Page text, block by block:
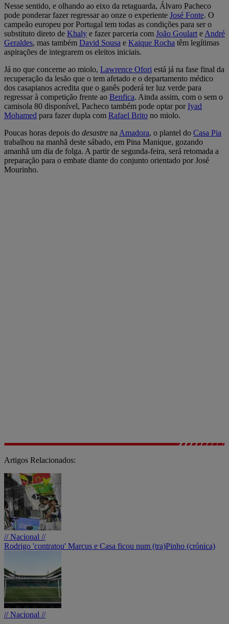
Nesse sentido, e olhando ao eixo da retaguarda, Álvaro Pacheco
pode ponderar fazer regressar ao onze o experiente José Fonte. O
campeão europeu por Portugal tem todas as condições para ser o
substituto direto de Khaly e fazer parceria com João Goulart e André
Geraldes, mas também David Sousa e Kaique Rocha têm legítimas
aspirações de integrarem os eleitos iniciais.
Já no que concerne ao miolo, Lawrence Ofori está já na fase final da
recuperação da lesão que o tem afetado e o departamento médico
dos casapianos acredita que o ganês poderá ter luz verde para
regressar à competição frente ao Benfica. Ainda assim, com o sem o
camisola 80 disponível, Pacheco também pode optar porIyad
Mohamed para fazer dupla com Rafael Brito no miolo.
Poucas horas depois do desastre na Amadora, o plantel do Casa Pia
trabalhou na manhã deste sábado, em Pina Manique, gozando
amanhã um dia de folga. A partir de segunda-feira, será retomada a
preparação para o embate diante do conjunto orientado por José
Mourinho.
Artigos Relacionados:
// Nacional //
Rodrigo 'contratou' Marcus e Casa ficou num (tra)Pinho (crónica)
// Nacional //